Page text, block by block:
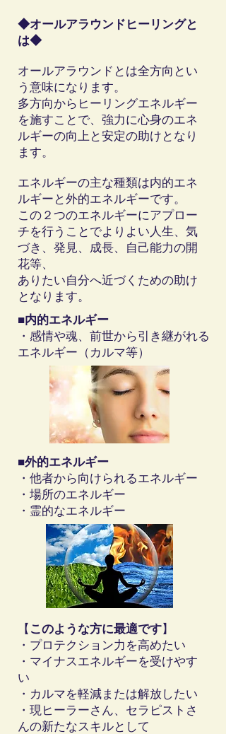
◆オールアラウンドヒーリングと
は◆
オールアラウンドとは全方向とい
う意味になります。
多方向からヒーリングエネルギー
を施すことで、強力に心身のエネ
ルギーの向上と安定の助けとなり
ます。
エネルギーの主な種類は内的エネ
ルギーと外的エネルギーです。
この２つのエネルギーにアプロー
チを行うことでよりよい人生、気
づき、発見、成長、自己能力の開
花等、
ありたい自分へ近づくための助け
となります。
■内的エネルギー
・感情や魂、前世から引き継がれる
エネルギー（カルマ等）
■外的エネルギー
・他者から向けられるエネルギー
​・場所のエネルギー
・ 霊的なエネルギー
【 このような方に最適です】
・プロテクション力を高めたい
・マイナスエネルギーを受けやす
い
・カルマを軽減または解放したい
・現ヒーラーさん、セラピストさ
んの新たなスキルとして